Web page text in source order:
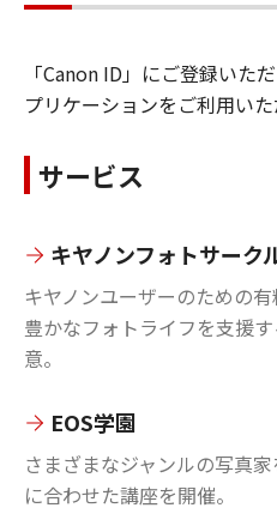
「Canon ID」にご登録いた
プリケーションをご利用いた
サービス
キヤノンフォトサーク
キヤノンユーザーのための
豊かなフォトライフを支援
意。
EOS学園
さまざまなジャンルの写真
に合わせた講座を開催。